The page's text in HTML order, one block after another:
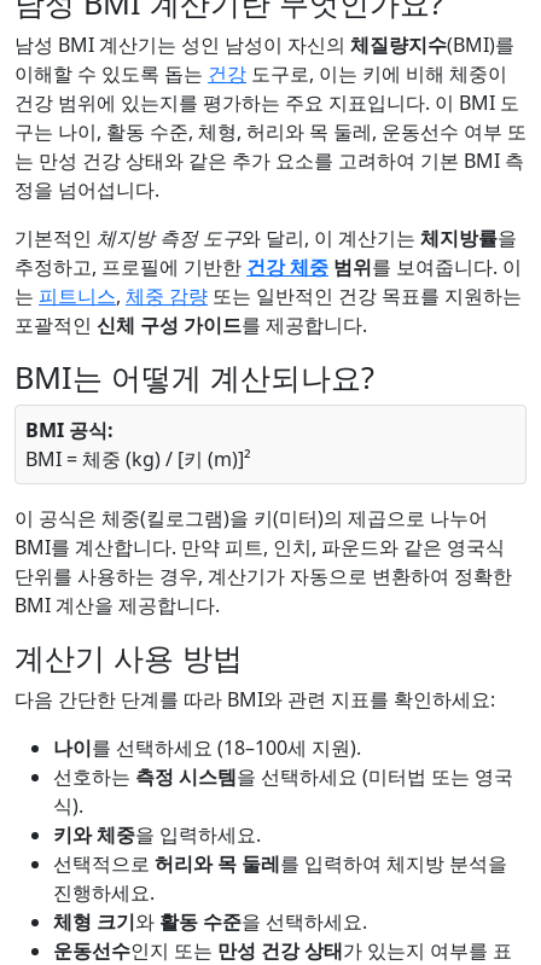
남성 BMI 계산기는 성인 남성이 자신의 체질량지수(BMI)를
이해할 수 있도록 돕는 건강 도구로, 이는 키에 비해 체중이
건강 범위에 있는지를 평가하는 주요 지표입니다. 이 BMI 도
구는 나이, 활동 수준, 체형, 허리와 목 둘레, 운동선수 여부 또
는 만성 건강 상태와 같은 추가 요소를 고려하여 기본 BMI 측
정을 넘어섭니다.
기본적인 체지방 측정 도구와 달리, 이 계산기는 체지방률을
추정하고, 프로필에 기반한 건강 체중 범위를 보여줍니다. 이
는 피트니스, 체중 감량 또는 일반적인 건강 목표를 지원하는
포괄적인 신체 구성 가이드를 제공합니다.
BMI는 어떻게 계산되나요?
BMI 공식:
BMI = 체중 (kg) / [키 (m)]²
이 공식은 체중(킬로그램)을 키(미터)의 제곱으로 나누어
BMI를 계산합니다. 만약 피트, 인치, 파운드와 같은 영국식
단위를 사용하는 경우, 계산기가 자동으로 변환하여 정확한
BMI 계산을 제공합니다.
계산기 사용 방법
다음 간단한 단계를 따라 BMI와 관련 지표를 확인하세요:
나이를 선택하세요 (18–100세 지원).
선호하는 측정 시스템을 선택하세요 (미터법 또는 영국
식).
키와 체중을 입력하세요.
선택적으로 허리와 목 둘레를 입력하여 체지방 분석을
진행하세요.
체형 크기와 활동 수준을 선택하세요.
운동선수인지 또는 만성 건강 상태가 있는지 여부를 표